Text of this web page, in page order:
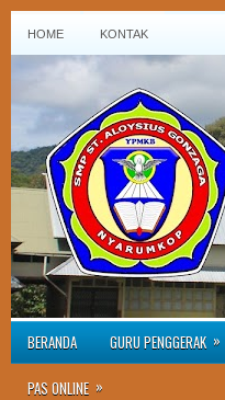
HOME KONTAK
BERANDA GURU PENGGERAK »
PAS ONLINE »